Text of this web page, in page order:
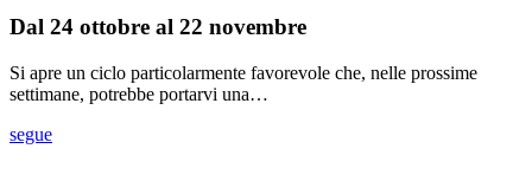
Dal 24 ottobre al 22 novembre
Si apre un ciclo particolarmente favorevole che, nelle prossime
settimane, potrebbe portarvi una…
segue